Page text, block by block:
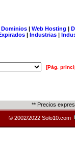
| Web Hosting |
| Industrias |
[Pág.
** Precios
© 2002/2022 Solo10.com